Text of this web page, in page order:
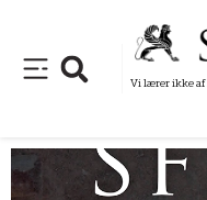
Vi lærer ikke